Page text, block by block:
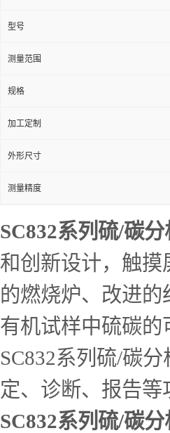
型号
测量范围
规格
加工定制
外形尺寸
测量精度
SC832系列硫/碳分
和创新设计，触
的燃烧炉、改进
有机试样中硫碳的
SC832系列硫/碳
定、诊断、报告
SC832系列硫/碳